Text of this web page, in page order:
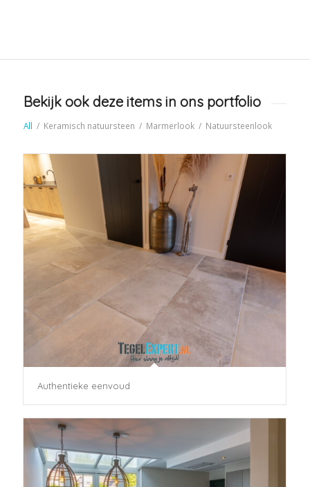
Bekijk ook deze items in ons portfolio
All / Keramisch natuursteen / Marmerlook / Natuursteenlook
Authentieke eenvoud